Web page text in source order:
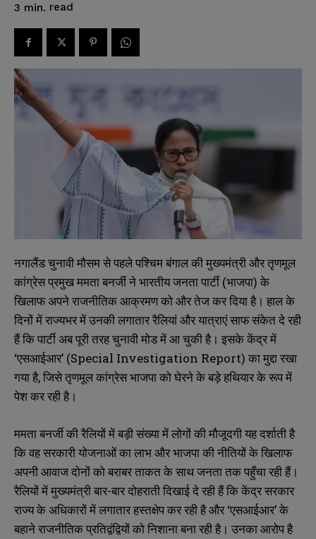
3 min. read
नगालैंड चुनावी मौसम से पहले पश्चिम बंगाल की मुख्यमंत्री और तृणमूल
कांग्रेस प्रमुख ममता बनर्जी ने भारतीय जनता पार्टी (भाजपा) के
खिलाफ अपने राजनीतिक आक्रमण को और तेज कर दिया है। हाल के
दिनों में राज्यभर में उनकी लगातार रैलियां और यात्राएं साफ संकेत दे रही
हैं कि पार्टी अब पूरी तरह चुनावी मोड में आ चुकी है। इसके केंद्र में
‘एसआईआर’ (Special Investigation Report) का मुद्दा रखा
गया है, जिसे तृणमूल कांग्रेस भाजपा को घेरने के बड़े हथियार के रूप में
पेश कर रही है।
ममता बनर्जी की रैलियों में बड़ी संख्या में लोगों की मौजूदगी यह दर्शाती है
कि वह सरकारी योजनाओं का लाभ और भाजपा की नीतियों के खिलाफ
अपनी आवाज दोनों को बराबर ताकत के साथ जनता तक पहुँचा रही हैं।
रैलियों में मुख्यमंत्री बार-बार दोहराती दिखाई दे रही हैं कि केंद्र सरकार
राज्य के अधिकारों में लगातार हस्तक्षेप कर रही है और ‘एसआईआर’ के
बहाने राजनीतिक प्रतिद्वंद्वियों को निशाना बना रही है। उनका आरोप है